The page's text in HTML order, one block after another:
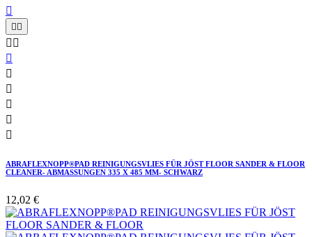


 






ABRAFLEXNOPP®PAD REINIGUNGSVLIES FÜR JÖST FLOOR SANDER & FLOOR
CLEANER- ABMASSUNGEN 335 X 485 MM- SCHWARZ
12,02 €